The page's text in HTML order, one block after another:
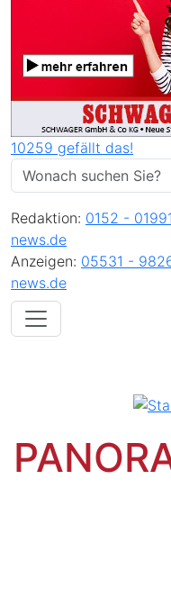
10259 gefällt das!
Redaktion: 0152 -
news.de
Anzeigen: 05531 -
news.de